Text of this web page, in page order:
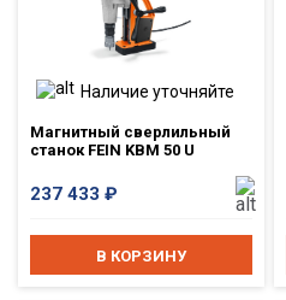
Наличие уточняйте
Магнитный сверлильный
станок FEIN KBM 50 U
237 433 ₽
В КОРЗИНУ